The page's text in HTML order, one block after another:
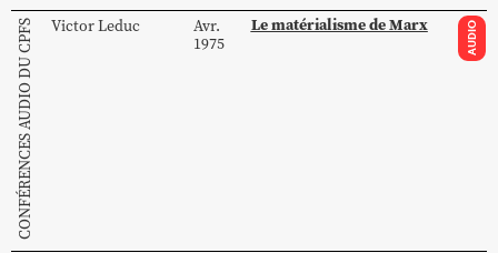
CONFÉRENCES AUDIO DU CPFS VictorLeduc
Avr.
1975
Le matérialisme de Marx AUDIO